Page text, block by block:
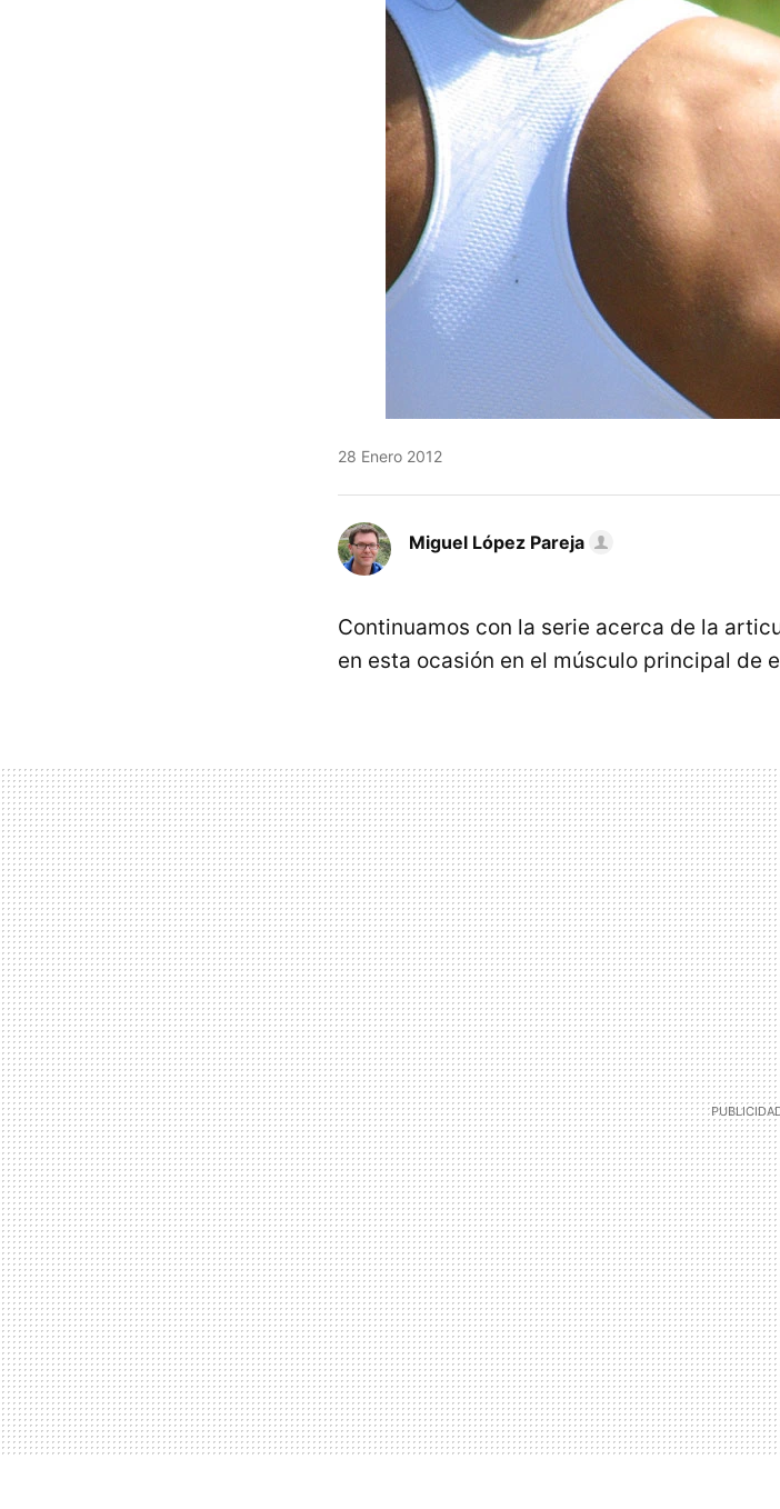
28 Enero 2012
Miguel López Pareja
Continuamos con la serie acerca de la
en esta ocasión en el músculo principal de